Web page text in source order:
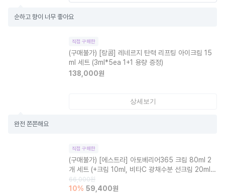
순하고 향이 너무 좋아요
직접 구매한
(구매불가) [랑콤] 레네르지 탄력 리프팅 아이크림 15
ml 세트 (3ml*5ea 1+1 용량 증정)
138,000원
상세보기
완전 쫀쫀해요
직접 구매한
(구매불가) [에스트라] 아토베리어365 크림 80ml 2
개 세트 (+크림 10ml, 비타C 광채수분 선크림 20ml+
1ml)
66,000원
10% 59,400원